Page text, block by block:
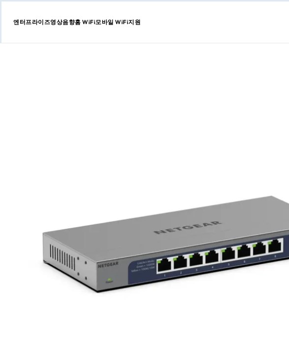
콘
엔터프라이즈영상음향홈 WiFi모바일 WiFi지원